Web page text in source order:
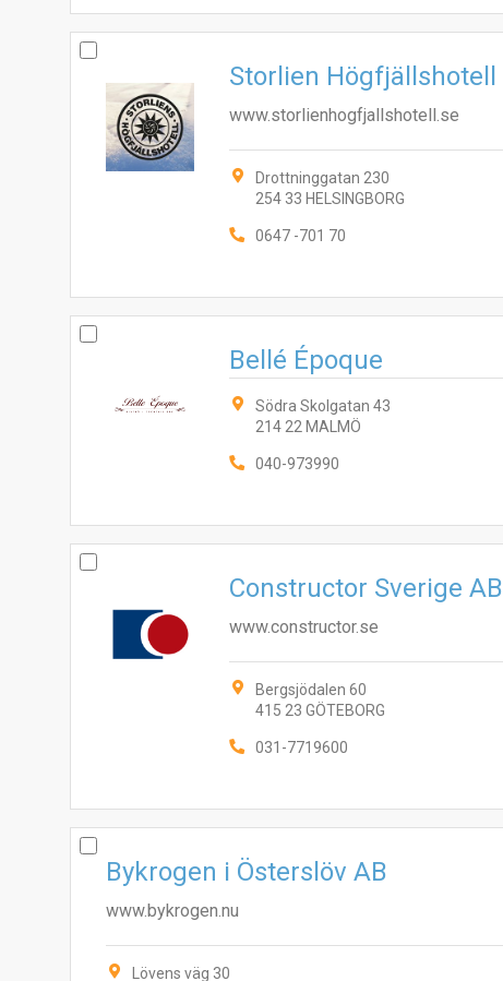
Storlien Högfjällshotell
www.storlienhogfjallshotell.se
Drottninggatan 230
254 33 HELSINGBORG
0647 -701 70
Bellé Époque
Södra Skolgatan 43
214 22 MALMÖ
040-973990
Constructor Sverige AB
www.constructor.se
Bergsjödalen 60
415 23 GÖTEBORG
031-7719600
Bykrogen i Österslöv AB
www.bykrogen.nu
Lövens väg 30